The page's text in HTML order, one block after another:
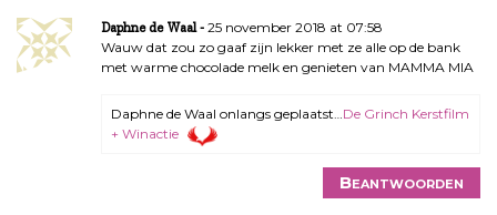
Daphne de Waal
25 november 2018 at 07:58
Wauw dat zou zo gaaf zijn lekker met ze alle op de bank
met warme chocolade melk en genieten van MAMMA MIA
Daphne de Waal onlangs geplaatst… De Grinch Kerstfilm
+ Winactie
Beantwoorden